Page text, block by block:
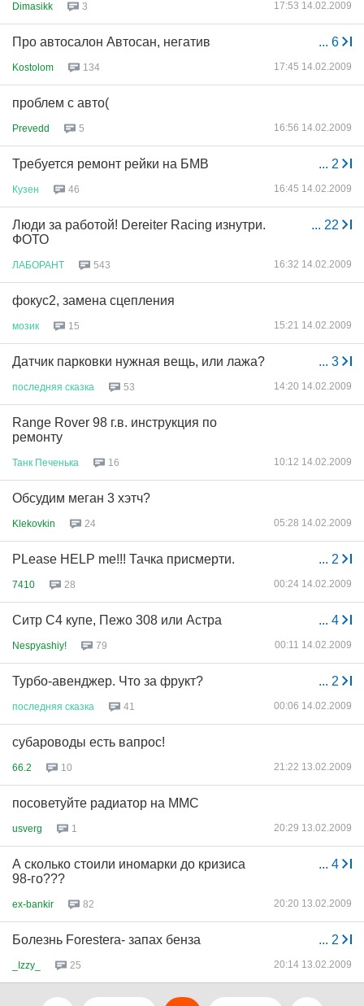
Dimasikk 3 17:53 14.02.2009
... 6
Про автосалон Автосан, негатив
Kostolom 134 17:45 14.02.2009
проблем с авто(
Prevedd 5 16:56 14.02.2009
... 2
Требуется ремонт рейки на БМВ
Кузен 46 16:45 14.02.2009
... 22
Люди за работой! Dereiter Racing изнутри.
ФОТО
ЛАБОРАНТ 543 16:32 14.02.2009
фокус2, замена сцепления
мозик 15 15:21 14.02.2009
... 3
Датчик парковки нужная вещь, или лажа?
последняя сказка 53 14:20 14.02.2009
Range Rover 98 г.в. инструкция по
ремонту
Танк Печенька 16 10:12 14.02.2009
Обсудим меган 3 хэтч?
Klekovkin 24 05:28 14.02.2009
... 2
PLease HELP me!!! Тачка присмерти.
7410 28 00:24 14.02.2009
... 4
Ситр С4 купе, Пежо 308 или Астра
Nespyashiy! 79 00:11 14.02.2009
... 2
Турбо-авенджер. Что за фрукт?
последняя сказка 41 00:06 14.02.2009
субароводы есть вапрос!
66.2 10 21:22 13.02.2009
посоветуйте радиатор на MMC
usverg 1 20:29 13.02.2009
... 4
А сколько стоили иномарки до кризиса
98-го???
ex-bankir 82 20:20 13.02.2009
... 2
Болезнь Forestera- запах бенза
_Izzy_ 25 20:14 13.02.2009